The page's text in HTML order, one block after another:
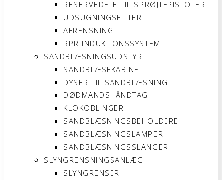
RESERVEDELE TIL SPRØJTEPISTOLER
UDSUGNINGSFILTER
AFRENSNING
RPR INDUKTIONSSYSTEM
SANDBLÆSNINGSUDSTYR
SANDBLÆSEKABINET
DYSER TIL SANDBLÆSNING
DØDMANDSHÅNDTAG
KLOKOBLINGER
SANDBLÆSNINGSBEHOLDERE
SANDBLÆSNINGSLAMPER
SANDBLÆSNINGSSLANGER
SLYNGRENSNINGSANLÆG
SLYNGRENSER